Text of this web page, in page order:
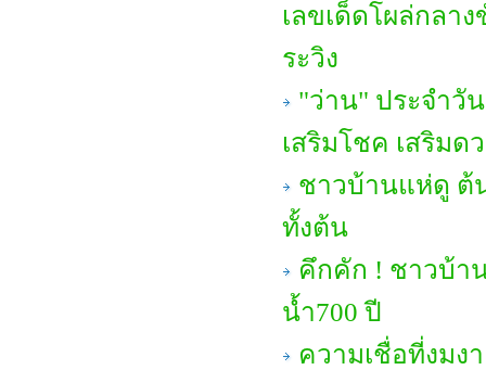
เลขเด็ดโผล่กลา
ระวิง
"ว่าน" ประจำวั
เสริมโชค เสริมด
ชาวบ้านแห่ดู ต้
ทั้งต้น
คึกคัก ! ชาวบ้า
น้ำ700 ปี
ความเชื่อที่งม